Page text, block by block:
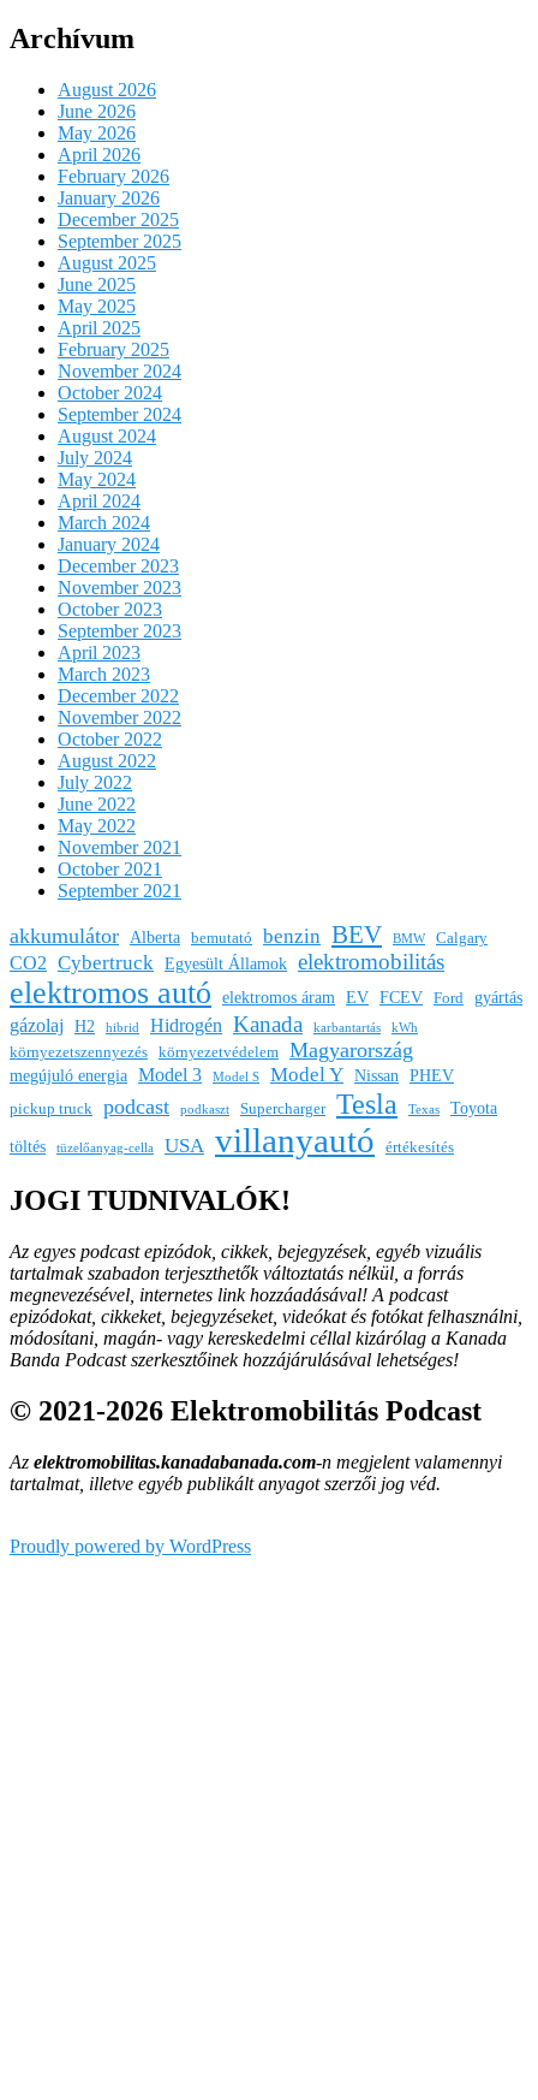
Archívum
August 2026
June 2026
May 2026
April 2026
February 2026
January 2026
December 2025
September 2025
August 2025
June 2025
May 2025
April 2025
February 2025
November 2024
October 2024
September 2024
August 2024
July 2024
May 2024
April 2024
March 2024
January 2024
December 2023
November 2023
October 2023
September 2023
April 2023
March 2023
December 2022
November 2022
October 2022
August 2022
July 2022
June 2022
May 2022
November 2021
October 2021
September 2021
akkumulátor Alberta bemutató benzin BEV BMW Calgary
CO2 Cybertruck Egyesült Államok elektromobilitás
elektromos autó elektromos áram EV FCEV Ford gyártás
gázolaj H2 hibrid Hidrogén Kanada karbantartás kWh
környezetszennyezés környezetvédelem Magyarország
megújuló energia Model 3 Model S Model Y Nissan PHEV
pickup truck podcast podkaszt Supercharger Tesla Texas
Toyota
töltés
tüzelőanyag-cella USA villanyautó értékesítés
JOGI TUDNIVALÓK!
Az egyes podcast epizódok, cikkek, bejegyzések, egyéb vizuális
tartalmak szabadon terjeszthetők változtatás nélkül, a forrás
megnevezésével, internetes link hozzáadásával! A podcast
epizódokat, cikkeket, bejegyzéseket, videókat és fotókat felhasználni,
módosítani, magán- vagy kereskedelmi céllal kizárólag a Kanada
Banda Podcast szerkesztőinek hozzájárulásával lehetséges!
© 2021-2026 Elektromobilitás Podcast
Az elektromobilitas.kanadabanada.com-n megjelent valamennyi
tartalmat, illetve egyéb publikált anyagot szerzői jog véd.
Proudly powered by WordPress